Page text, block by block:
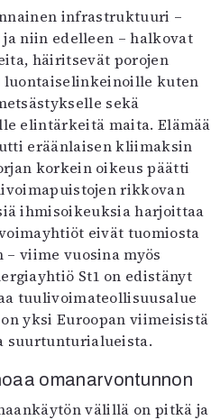
infrastruktuuri –
niin edelleen – halkovat
häiritsevät porojen
kuten
sekä
elintärkeitä maita. Elämää
eräänlaisen kliimaksin
korkein oikeus päätti
rikkovan
ihmisoikeuksia harjoittaa
eivät tuomiosta
viime vuosina myös
St1 on edistänyt
tuulivoimateollisuusalue
yksi Euroopan viimeisistä
suurtunturialueista.
omanarvontunnon
välillä on pitkä ja